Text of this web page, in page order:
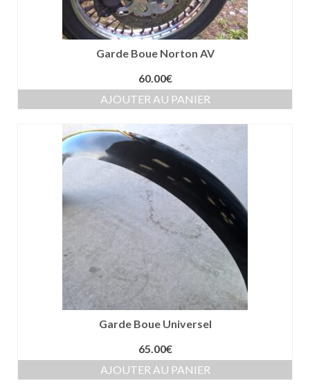
Garde Boue Norton AV
60.00€
AJOUTER AU PANIER
Garde Boue Universel
65.00€
AJOUTER AU PANIER